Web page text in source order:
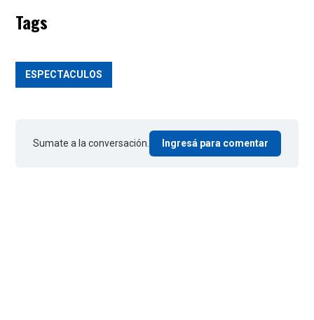
Tags
ESPECTACULOS
Sumate a la conversación. Ingresá para comentar